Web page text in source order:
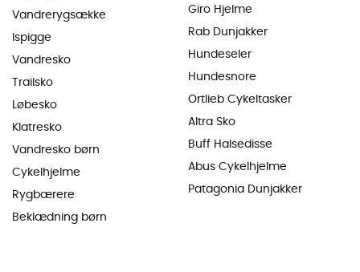
Vandrerygsække
Ispigge
Vandresko
Trailsko
Løbesko
Klatresko
Vandresko børn
Cykelhjelme
Rygbærere
Beklædning børn
Giro Hjelme
Rab Dunjakker
Hundeseler
Hundesnore
Ortlieb Cykeltasker
Altra Sko
Buff Halsedisse
Abus Cykelhjelme
Patagonia Dunjakker